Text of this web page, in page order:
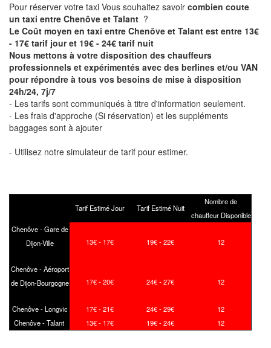
Pour réserver votre taxi Vous souhaitez savoir combien coute
un taxi entre Chenôve et Talant ?
Le Coût moyen en taxi entre Chenôve et Talant est entre 13€
- 17€ tarif jour et 19€ - 24€ tarif nuit
Nous mettons à votre disposition des chauffeurs
professionnels et expérimentés avec des berlines et/ou VAN
pour répondre à tous vos besoins de mise à disposition
24h/24, 7j/7
- Les tarifs sont communiqués à titre d'information seulement.
- Les frais d'approche (Si réservation) et les suppléments
baggages sont à ajouter
- Utilisez notre simulateur de tarif pour estimer.
Tarif Estimé Jour Tarif Estimé Nuit
Nombre de
chauffeur Disponible
Chenôve - Gare de
Dijon-Ville
13€ - 17€ 19€ - 22€ 12
Chenôve - Aéroport
de Dijon-Bourgogne
17€ - 20€ 24€ - 27€ 12
Chenôve - Longvic 17€ - 21€ 24€ - 29€
12
Chenôve - Talant
13€ - 17€ 19€ - 24€ 12